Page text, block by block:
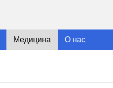
Медицина О нас